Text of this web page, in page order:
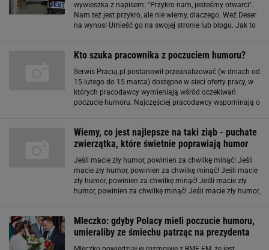
wywieszka z napisem: "Przykro nam, jesteśmy otwarci".
Nam też jest przykro, ale nie wiemy, dlaczego. Weź Deser
na wynos! Umieść go na swojej stronie lub blogu. Jak to
Kto szuka pracownika z poczuciem humoru?
Serwis Pracuj.pl postanowił przeanalizować (w dniach od
15 lutego do 15 marca) dostępne w sieci oferty pracy, w
których pracodawcy wymieniają wśród oczekiwań
poczucie humoru. Najczęściej pracodawcy wspominają o
Wiemy, co jest najlepsze na taki ziąb - puchate
zwierzątka, które świetnie poprawiają humor
Jeśli macie zły humor, powinien za chwilkę minąć! Jeśli
macie zły humor, powinien za chwilkę minąć! Jeśli macie
zły humor, powinien za chwilkę minąć! Jeśli macie zły
humor, powinien za chwilkę minąć! Jeśli macie zły humor,
Mleczko: gdyby Polacy mieli poczucie humoru,
umieraliby ze śmiechu patrząc na prezydenta